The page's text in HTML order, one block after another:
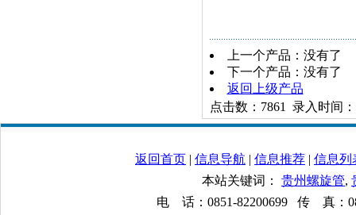
上一个产品：没有了
下一个产品：没有了
返回上级产品
点击数：7861 录入时间：
返回首页 | 信息导航 | 信息推荐 | 信息列
本站关键词： 贵州螺旋管,
电 话：0851-82200699 传 真：